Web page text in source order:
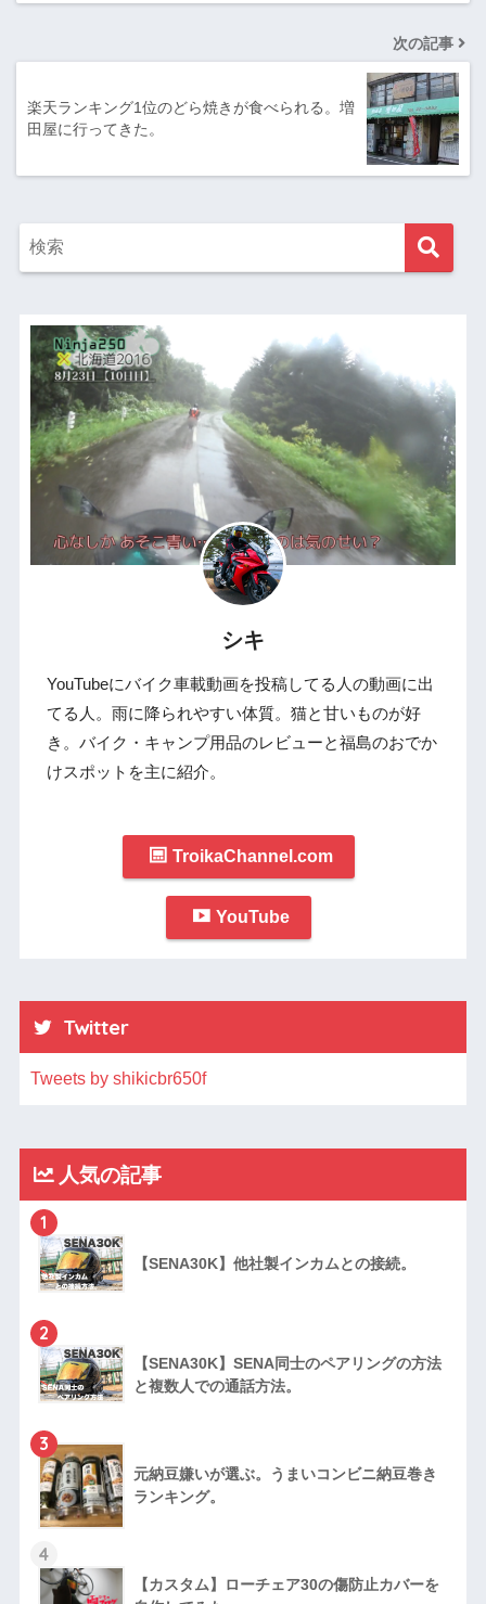
次の記事
楽天ランキング1位のどら焼きが食べられる。増
田屋に行ってきた。
シキ
YouTubeにバイク車載動画を投稿してる人の動画に出
てる人。雨に降られやすい体質。猫と甘いものが好
き。バイク・キャンプ用品のレビューと福島のおでか
けスポットを主に紹介。
TroikaChannel.com
YouTube
Twitter
Tweets by shikicbr650f
人気の記事
1
【SENA30K】他社製インカムとの接続。
2
【SENA30K】SENA同士のペアリングの方法
と複数人での通話方法。
3
元納豆嫌いが選ぶ。うまいコンビニ納豆巻き
ランキング。
4
【カスタム】ローチェア30の傷防止カバーを